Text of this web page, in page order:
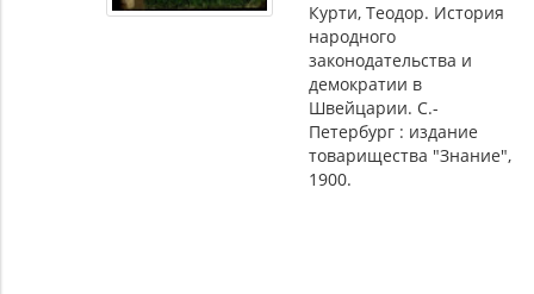
Курти, Теодор. История
народного
законодательства и
демократии в
Швейцарии. С.-
Петербург : издание
товарищества "Знание",
1900.